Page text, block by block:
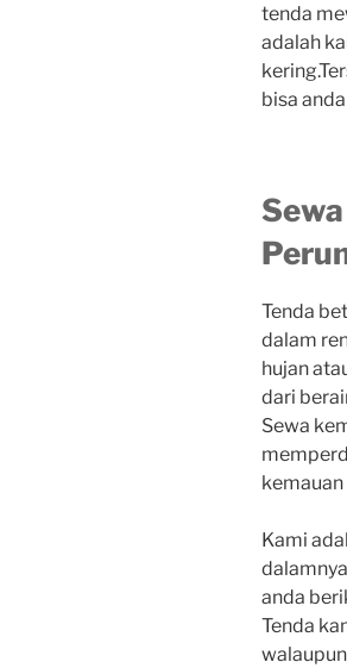
tenda
adalah
bisa
Tenda
dalam
hujan
dari
Sewa
Kami
anda
Tenda